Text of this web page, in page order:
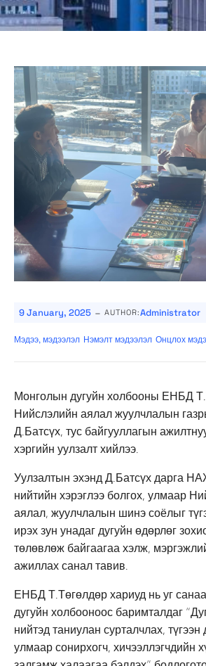
9 January, 2025 - AUTHOR:Administrator
Мэдээ, мэдээлэл Нэмэлт мэдээлэл Онцлох
Монголын дугуйн холбооны ЕНБД
Нийслэлийн аялал жуулчлалын
Д.Батсүх, тус байгууллагын
хэргийн уулзалт хийлээ.
Уулзалтын эхэнд Д.Батсүх дарга
нийтийн хэрэглээ болгох, улмаар
аялал, жуулчлалын шинэ соёлыг
ирэх зун унадаг дугуйн өдөрлөг
төлөвлөж байгаагаа хэлж,
ажиллах санал тавив.
ЕНБД Т.Төгөлдөр хариуд нь уг
дугуйн холбооноос баримталдаг
нийтэд таниулан сурталчлах, түгээн
улмаар сонирхогч, хичээллэгчдийн